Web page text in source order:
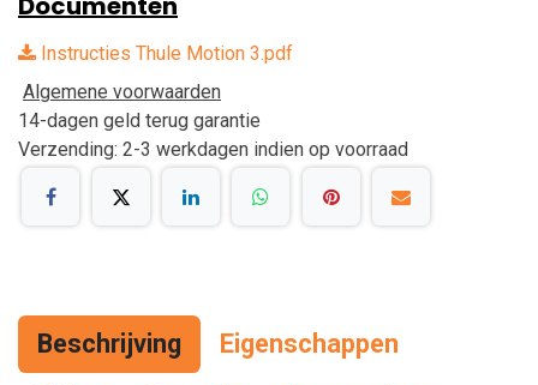
Instructies Thule Motion 3.pdf
Algemene voorwaarden
14-dagen geld terug garantie
Verzending: 2-3 werkdagen indien op voorraad
Beschrijving
Eigenschappen